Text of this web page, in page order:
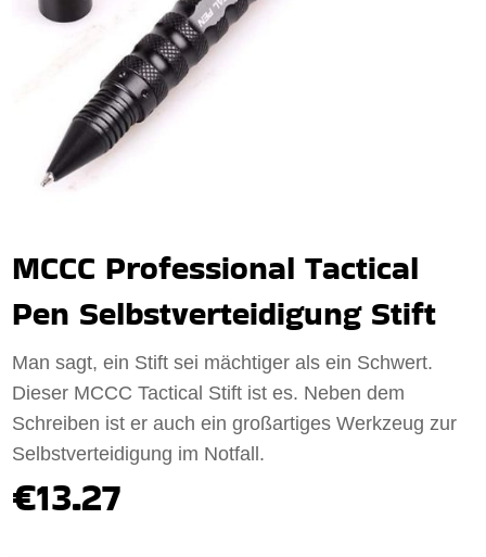
MCCC Professional Tactical
Pen Selbstverteidigung Stift
Man sagt, ein Stift sei mächtiger als ein Schwert.
Dieser MCCC Tactical Stift ist es. Neben dem
Schreiben ist er auch ein großartiges Werkzeug zur
Selbstverteidigung im Notfall.
€13.27